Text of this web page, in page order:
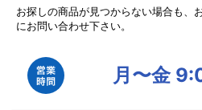
お探しの商品が見つからない場合も、
にお問い合わせ下さい。
月〜金